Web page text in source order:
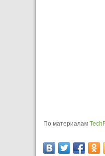
По материалам